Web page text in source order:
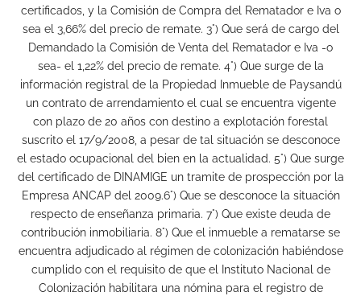
certificados, y la Comisión de Compra del Rematador e Iva o
sea el 3,66% del precio de remate. 3°) Que será de cargo del
Demandado la Comisión de Venta del Rematador e Iva -o
sea- el 1,22% del precio de remate. 4°) Que surge de la
información registral de la Propiedad Inmueble de Paysandú
un contrato de arrendamiento el cual se encuentra vigente
con plazo de 20 años con destino a explotación forestal
suscrito el 17/9/2008, a pesar de tal situación se desconoce
el estado ocupacional del bien en la actualidad. 5°) Que surge
del certificado de DINAMIGE un tramite de prospección por la
Empresa ANCAP del 2009.6°) Que se desconoce la situación
respecto de enseñanza primaria. 7°) Que existe deuda de
contribución inmobiliaria. 8°) Que el inmueble a rematarse se
encuentra adjudicado al régimen de colonización habiéndose
cumplido con el requisito de que el Instituto Nacional de
Colonización habilitara una nómina para el registro de